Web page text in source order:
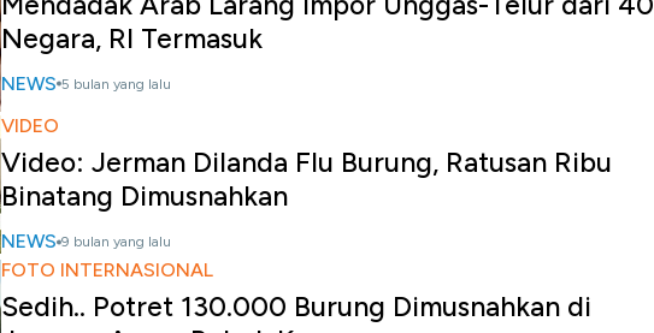
Negara, RI Termasuk
NEWS 5 bulan yang lalu
VIDEO
Video: Jerman Dilanda Flu Burung, Ratusan Ribu
Binatang Dimusnahkan
NEWS 9 bulan yang lalu
FOTO INTERNASIONAL
Sedih.. Potret 130.000 Burung Dimusnahkan di